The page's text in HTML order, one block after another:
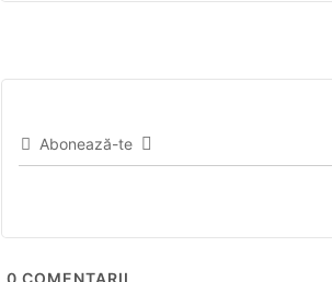
Abonează-te
0 COMENTARII